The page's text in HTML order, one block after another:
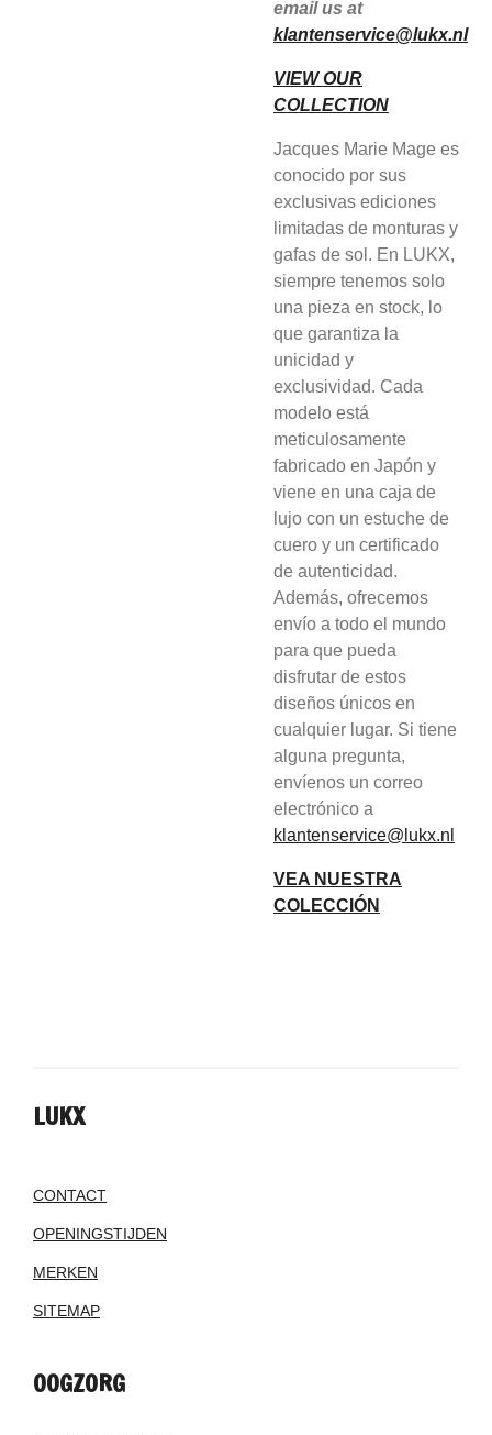
email us at
klantenservice@lukx.nl
VIEW OUR
COLLECTION
Jacques Marie Mage es
conocido por sus
exclusivas ediciones
limitadas de monturas y
gafas de sol. En LUKX,
siempre tenemos solo
una pieza en stock, lo
que garantiza la
unicidad y
exclusividad. Cada
modelo está
meticulosamente
fabricado en Japón y
viene en una caja de
lujo con un estuche de
cuero y un certificado
de autenticidad.
Además, ofrecemos
envío a todo el mundo
para que pueda
disfrutar de estos
diseños únicos en
cualquier lugar. Si tiene
alguna pregunta,
envíenos un correo
electrónico a
klantenservice@lukx.nl
VEA NUESTRA
COLECCIÓN
LUKX
CONTACT
OPENINGSTIJDEN
MERKEN
SITEMAP
OOGZORG